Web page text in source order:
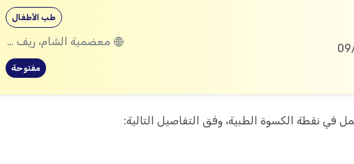
طب الأطفال
معضمية الشام، ريف دمشق
مفتوحة